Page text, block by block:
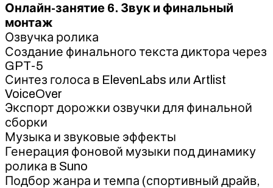
Онлайн-занятие 6. Звук и финальный
монтаж
Озвучка ролика
Создание финального текста диктора через
GPT-5
Синтез голоса в ElevenLabs или Artlist
VoiceOver
Экспорт дорожки озвучки для финальной
сборки
Музыка и звуковые эффекты
Генерация фоновой музыки под динамику
ролика в Suno
Подбор жанра и темпа (спортивный драйв,